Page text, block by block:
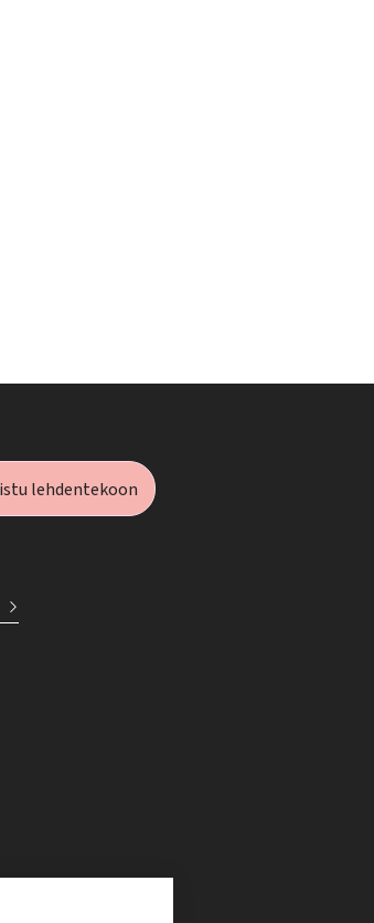
lehdentekoon